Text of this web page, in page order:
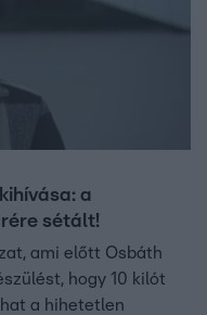
a
sétált!
ami előtt Osbáth
hogy 10 kilót
a hihetetlen